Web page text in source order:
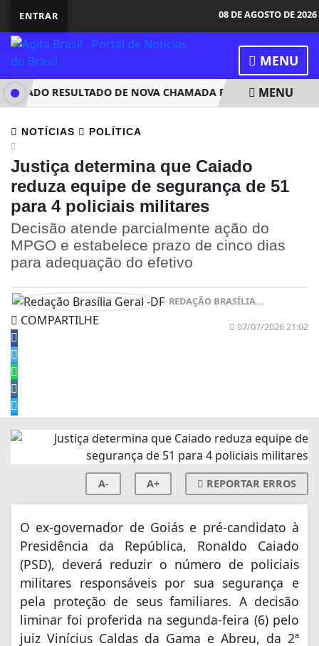
ENTRAR 08 DE AGOSTO DE 2026
MENU
RESULTADO DE NOVA CHAMADA PARA O 2º SEMESTRE
MENU
NOTÍCIAS POLÍTICA
Justiça determina que Caiado
reduza equipe de segurança de 51
para 4 policiais militares
Decisão atende parcialmente ação do
MPGO e estabelece prazo de cinco dias
para adequação do efetivo
REDAÇÃO BRASÍLIA...
07/07/2026 21:02
COMPARTILHE
A- A+ REPORTAR ERROS
O ex-governador de Goiás e pré-candidato à
Presidência da República, Ronaldo Caiado
(PSD), deverá reduzir o número de policiais
militares responsáveis por sua segurança e
pela proteção de seus familiares. A decisão
liminar foi proferida na segunda-feira (6) pelo
juiz Vinícius Caldas da Gama e Abreu, da 2ª